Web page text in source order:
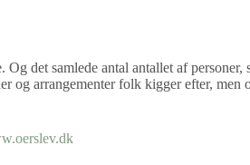
det samlede antal antallet af personer,
arrangementer folk kigger efter, men